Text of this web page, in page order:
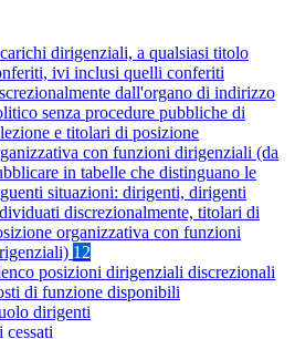
dirigenziali, a qualsiasi titolo
ivi inclusi quelli conferiti
dall'organo di indirizzo
senza procedure pubbliche di
e titolari di posizione
con funzioni dirigenziali (da
in tabelle che distinguano le
situazioni: dirigenti, dirigenti
discrezionalmente, titolari di
organizzativa con funzioni
12
posizioni dirigenziali discrezionali
di funzione disponibili
dirigenti